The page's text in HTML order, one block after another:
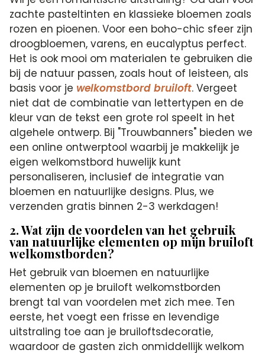
zachte pasteltinten en klassieke bloemen zoals
rozen en pioenen. Voor een boho-chic sfeer zijn
droogbloemen, varens, en eucalyptus perfect.
Het is ook mooi om materialen te gebruiken die
bij de natuur passen, zoals hout of leisteen, als
basis voor je welkomstbord bruiloft. Vergeet
niet dat de combinatie van lettertypen en de
kleur van de tekst een grote rol speelt in het
algehele ontwerp. Bij "Trouwbanners" bieden we
een online ontwerptool waarbij je makkelijk je
eigen welkomstbord huwelijk kunt
personaliseren, inclusief de integratie van
bloemen en natuurlijke designs. Plus, we
verzenden gratis binnen 2-3 werkdagen!
2. Wat zijn de voordelen van het gebruik
van natuurlijke elementen op mijn bruiloft
welkomstborden?
Het gebruik van bloemen en natuurlijke
elementen op je bruiloft welkomstborden
brengt tal van voordelen met zich mee. Ten
eerste, het voegt een frisse en levendige
uitstraling toe aan je bruiloftsdecoratie,
waardoor de gasten zich onmiddellijk welkom